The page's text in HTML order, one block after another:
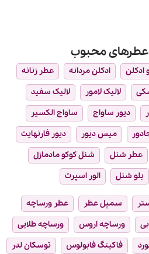
عطرهای محبوب
ادکلن ادکلن مردانه
عطر زنانه
لالیک لامور
لالیک سفید
دیور ساواج
ساواج الکسیر
میس دیور
دیور فارنهایت
عطر شنل
شنل کوکو مادمازل
بلو شنل الور اسپرت
سمپل عطر
عطر ورساچه
ورساچه اروس
ورساچه طلایی
فاکینگ فابولوس
توسکان لدر